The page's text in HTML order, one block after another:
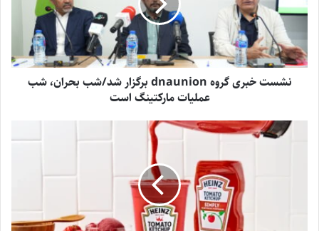
نشست خبری گروه dnaunion برگزار شد/شب بحران، شب
عملیات مارکتینگ است